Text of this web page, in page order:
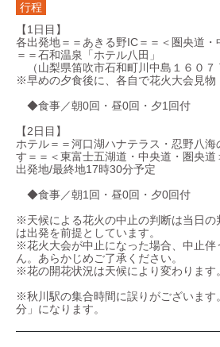
行程
【1日目】
各出発地＝＝あきる野IC＝＝＜圏央道
＝＝石和温泉「ホテル八田」
（山梨県笛吹市石和町川中島１６０７
※早めの夕食後に、各自で花火大会見物
◆食事／朝0回・昼0回・夕1回付
【2日目】
ホテル＝＝河口湖ハナテラス・忍野八海
す＝＝＜東富士五湖道・中央道・圏央
出発地/最終地17時30分予定
◆食事／朝1回・昼0回・夕0回付
※天候による花火の中止の判断は当日の
は出発を前提としています。
※花火大会が中止になった場合、中止伴
ん。あらかじめご了承ください。
※花の開花状況は天候により変わります。
※秋川駅の集合時間に誤りがございます
分」になります。